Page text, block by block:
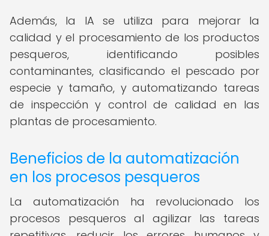
Además, la IA se utiliza para mejorar la
calidad y el procesamiento de los productos
pesqueros, identificando posibles
contaminantes, clasificando el pescado por
especie y tamaño, y automatizando tareas
de inspección y control de calidad en las
plantas de procesamiento.
Beneficios de la automatización
en los procesos pesqueros
La automatización ha revolucionado los
procesos pesqueros al agilizar las tareas